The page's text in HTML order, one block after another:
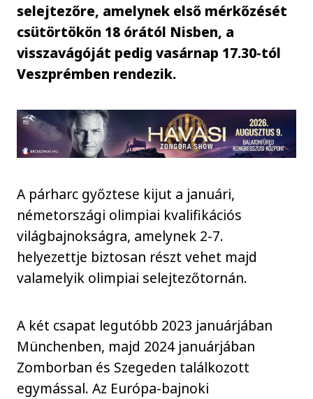
selejtezőre, amelynek első mérkőzését
csütörtökön 18 órától Nisben, a
visszavágóját pedig vasárnap 17.30-tól
Veszprémben rendezik.
A párharc győztese kijut a januári,
németországi olimpiai kvalifikációs
világbajnokságra, amelynek 2-7.
helyezettje biztosan részt vehet majd
valamelyik olimpiai selejtezőtornán.
A két csapat legutóbb 2023 januárjában
Münchenben, majd 2024 januárjában
Zomborban és Szegeden találkozott
egymással. Az Európa-bajnoki